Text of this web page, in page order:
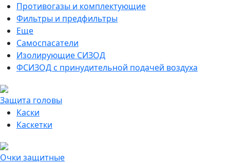
Противогазы и комплектующие
Фильтры и предфильтры
Еще
Самоспасатели
Изолирующие СИЗОД
ФСИЗОД с принудительной подачей воздуха
Защита головы
Каски
Каскетки
Очки защитные